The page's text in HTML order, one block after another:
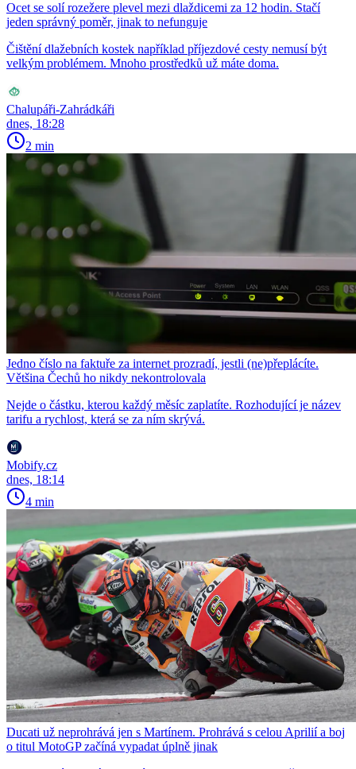
Ocet se solí rozežere plevel mezi dlaždicemi za 12 hodin. Stačí
jeden správný poměr, jinak to nefunguje
Čištění dlažebních kostek například příjezdové cesty nemusí být
velkým problémem. Mnoho prostředků už máte doma.
Chalupáři-Zahrádkáři
dnes, 18:28
2 min
Jedno číslo na faktuře za internet prozradí, jestli (ne)přeplácíte.
Většina Čechů ho nikdy nekontrolovala
Nejde o částku, kterou každý měsíc zaplatíte. Rozhodující je název
tarifu a rychlost, která se za ním skrývá.
Mobify.cz
dnes, 18:14
4 min
Ducati už neprohrává jen s Martínem. Prohrává s celou Aprilií a boj
o titul MotoGP začíná vypadat úplně jinak